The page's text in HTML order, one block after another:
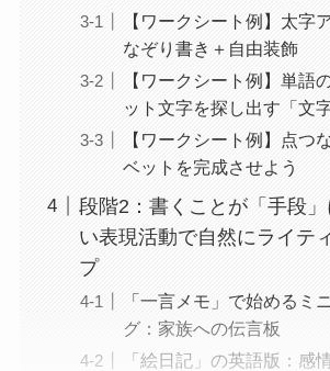
【ワークシート例】太字
なぞり書き＋自由装飾
【ワークシート例】単語
ット文字を探し出す「文字
【ワークシート例】点つ
ベットを完成させよう
段階2：書くことが「手段
い表現活動で自然にライテ
プ
「一言メモ」で始めるミ
グ：家族への伝言板
「絵日記」の英語版：感